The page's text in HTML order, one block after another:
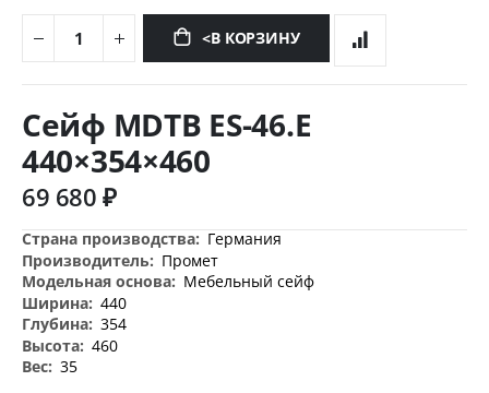
<В КОРЗИНУ
началу
изображений
Сейф MDTB ES-46.Е
440×354×460
69 680 ₽
Дополнительная
информация
Германия
Промет
Мебельный сейф
440
354
460
35